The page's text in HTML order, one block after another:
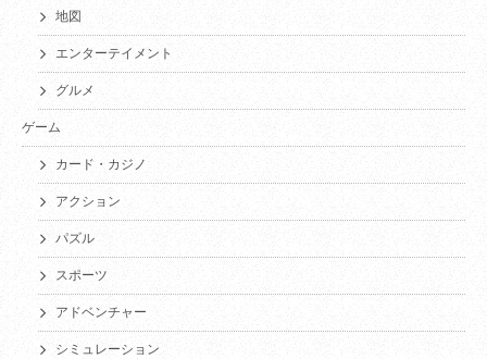
地図
エンターテイメント
グルメ
ゲーム
カード・カジノ
アクション
パズル
スポーツ
アドベンチャー
シミュレーション